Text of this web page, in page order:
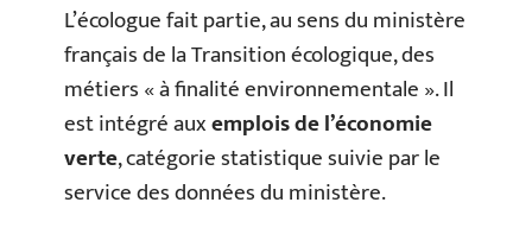
L’écologue fait partie, au sens du ministère
français de la Transition écologique, des
métiers « à finalité environnementale ». Il
est intégré auxemplois de l’économie
verte, catégorie statistique suivie par le
service des données du ministère.